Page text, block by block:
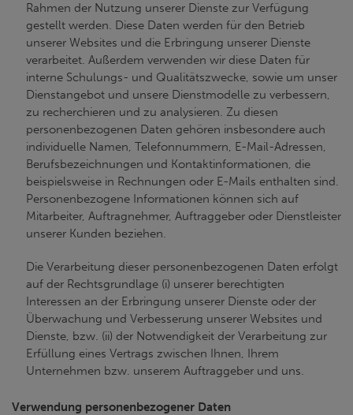
Rahmen der Nutzung unserer Dienste zur Verfügung
gestellt werden. Diese Daten werden für den Betrieb
unserer Websites und die Erbringung unserer Dienste
verarbeitet. Außerdem verwenden wir diese Daten für
interne Schulungs- und Qualitätszwecke, sowie um unser
Dienstangebot und unsere Dienstmodelle zu verbessern,
zu recherchieren und zu analysieren. Zu diesen
personenbezogenen Daten gehören insbesondere auch
individuelle Namen, Telefonnummern, E-Mail-Adressen,
Berufsbezeichnungen und Kontaktinformationen, die
beispielsweise in Rechnungen oder E-Mails enthalten sind.
Personenbezogene Informationen können sich auf
Mitarbeiter, Auftragnehmer, Auftraggeber oder Dienstleister
unserer Kunden beziehen.
Die Verarbeitung dieser personenbezogenen Daten erfolgt
auf der Rechtsgrundlage (i) unserer berechtigten
Interessen an der Erbringung unserer Dienste oder der
Überwachung und Verbesserung unserer Websites und
Dienste, bzw. (ii) der Notwendigkeit der Verarbeitung zur
Erfüllung eines Vertrags zwischen Ihnen, Ihrem
Unternehmen bzw. unserem Auftraggeber und uns.
Verwendung personenbezogener Daten